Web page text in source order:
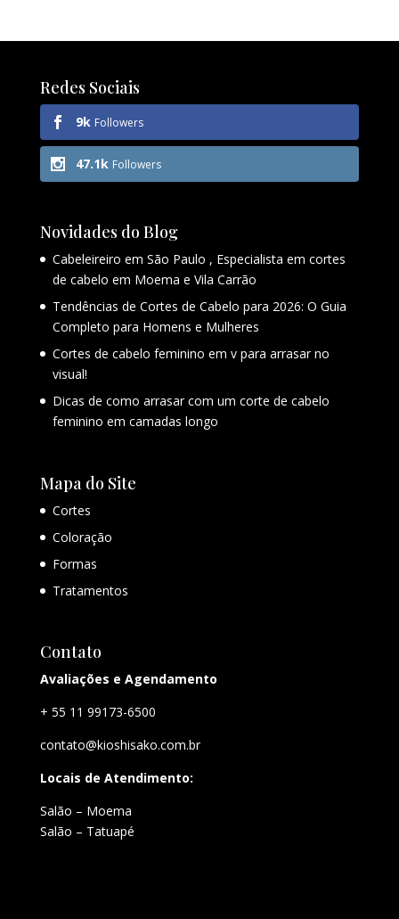
Redes Sociais
9k Followers
47.1k Followers
Novidades do Blog
Cabeleireiro em São Paulo , Especialista em cortes
de cabelo em Moema e Vila Carrão
Tendências de Cortes de Cabelo para 2026: O Guia
Completo para Homens e Mulheres
Cortes de cabelo feminino em v para arrasar no
visual!
Dicas de como arrasar com um corte de cabelo
feminino em camadas longo
Mapa do Site
Cortes
Coloração
Formas
Tratamentos
Contato
Avaliações e Agendamento
+ 55 11 99173-6500
contato@kioshisako.com.br
Locais de Atendimento:
Salão – Moema
Salão – Tatuapé